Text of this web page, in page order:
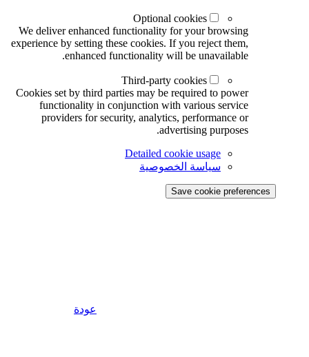
Optional cookies
We deliver enhanced functionality for your browsing
experience by setting these cookies. If you reject them,
enhanced functionality will be unavailable.
Third-party cookies
Cookies set by third parties may be required to power
functionality in conjunction with various service
providers for security, analytics, performance or
advertising purposes.
Detailed cookie usage
سياسة الخصوصية
Save cookie preferences
عودة